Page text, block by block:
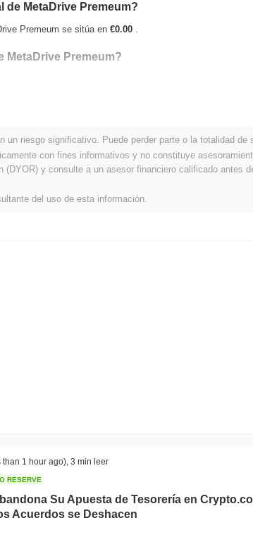
de MetaDrive Premeum?
Premeum se sitúa en €0.00 .
MetaDrive Premeum?
en comparación con el mercado cripto
acción del precio de MDP en relación con el impulso del
un riesgo significativo. Puede perder parte o la totalidad de
con fines informativos y no constituye
y consulte a un asesor financiero calificado antes
del uso de esta información.
than 1 hour ago) 3 min leer
RESERVE
Su Apuesta de Tesorería en
Acuerdos se Deshacen